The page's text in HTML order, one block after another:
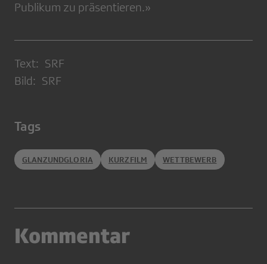
Publikum zu präsentieren.»
Text: SRF
Bild: SRF
Tags
GLANZUNDGLORIA KURZFILM WETTBEWERB
Kommentar